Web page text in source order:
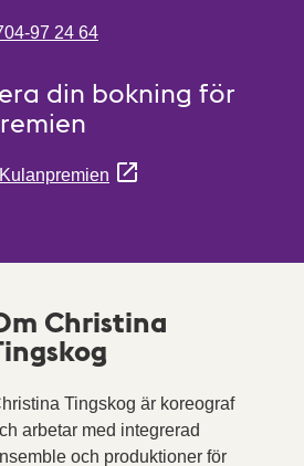
97 24 64
din bokning för
Christina
Tingskog är koreograf
arbetar med integrerad
och produktioner för